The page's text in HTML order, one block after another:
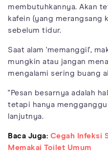
membutuhkannya. Akan
kafein (yang merangsang
sebelum tidur.
Saat alam 'memanggil',
mungkin atau jangan
mengalami sering buang
"Pesan besarnya adalah
tetapi hanya
lanjutnya.
Baca Juga: Cegah Infeksi
Memakai Toilet Umum